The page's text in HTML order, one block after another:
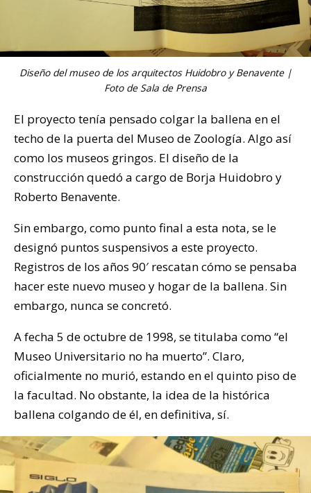
Diseño del museo de los arquitectos Huidobro y Benavente |
Foto de Sala de Prensa
El proyecto tenía pensado colgar la ballena en el
techo de la puerta del Museo de Zoología. Algo así
como los museos gringos. El diseño de la
construcción quedó a cargo de Borja Huidobro y
Roberto Benavente.
Sin embargo, como punto final a esta nota, se le
designó puntos suspensivos a este proyecto.
Registros de los años 90′ rescatan cómo se pensaba
hacer este nuevo museo y hogar de la ballena. Sin
embargo, nunca se concretó.
A fecha 5 de octubre de 1998, se titulaba como “el
Museo Universitario no ha muerto”. Claro,
oficialmente no murió, estando en el quinto piso de
la facultad. No obstante, la idea de la histórica
ballena colgando de él, en definitiva, sí.